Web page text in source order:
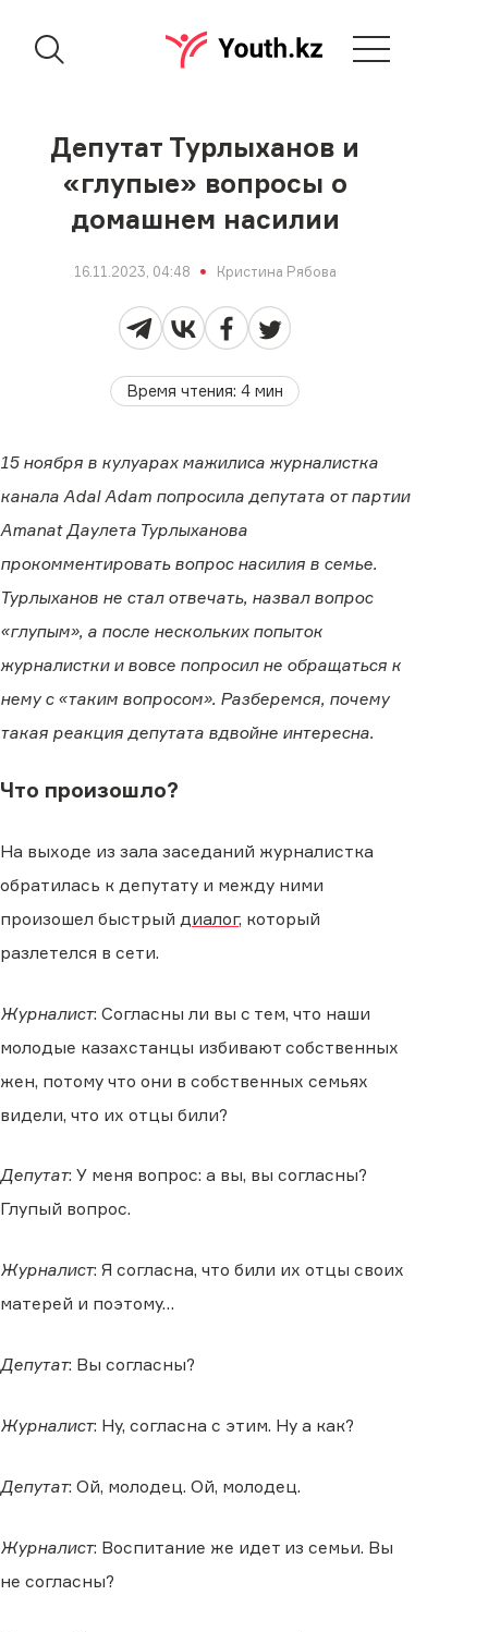
Депутат Турлыханов и
«глупые» вопросы о
домашнем насилии
16.11.2023, 04:48 Кристина Рябова
Время чтения: 4мин
15 ноября в кулуарах мажилиса журналистка
канала Adal Adam попросила депутата от партии
Amanat Даулета Турлыханова
прокомментировать вопрос насилия в семье.
Турлыханов не стал отвечать, назвал вопрос
«глупым», а после нескольких попыток
журналистки и вовсе попросил не обращаться к
нему с «таким вопросом». Разберемся, почему
такая реакция депутата вдвойне интересна.
Что произошло?
На выходе из зала заседаний журналистка
обратилась к депутату и между ними
произошел быстрый диалог, который
разлетелся в сети.
Журналист: Согласны ли вы с тем, что наши
молодые казахстанцы избивают собственных
жен, потому что они в собственных семьях
видели, что их отцы били?
Депутат: У меня вопрос: а вы, вы согласны?
Глупый вопрос.
Журналист: Я согласна, что били их отцы своих
матерей и поэтому…
Депутат: Вы согласны?
Журналист: Ну, согласна с этим. Ну а как?
Депутат: Ой, молодец. Ой, молодец.
Журналист: Воспитание же идет из семьи. Вы
не согласны?